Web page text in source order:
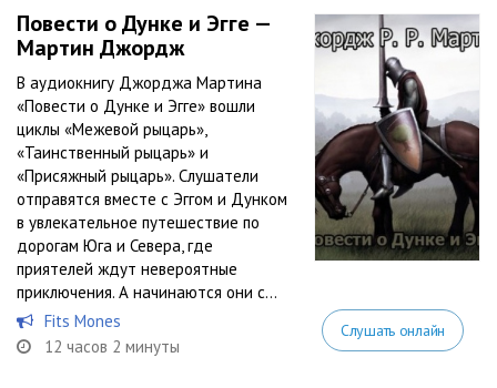
Повести о Дунке и Эгге —
Мартин Джордж
В аудиокнигу Джорджа Мартина
«Повести о Дунке и Эгге» вошли
циклы «Межевой рыцарь»,
«Таинственный рыцарь» и
«Присяжный рыцарь». Слушатели
отправятся вместе с Эггом и Дунком
в увлекательное путешествие по
дорогам Юга и Севера, где
приятелей ждут невероятные
приключения. А начинаются они с...
Fits Mones
12 часов 2 минуты
Слушать онлайн